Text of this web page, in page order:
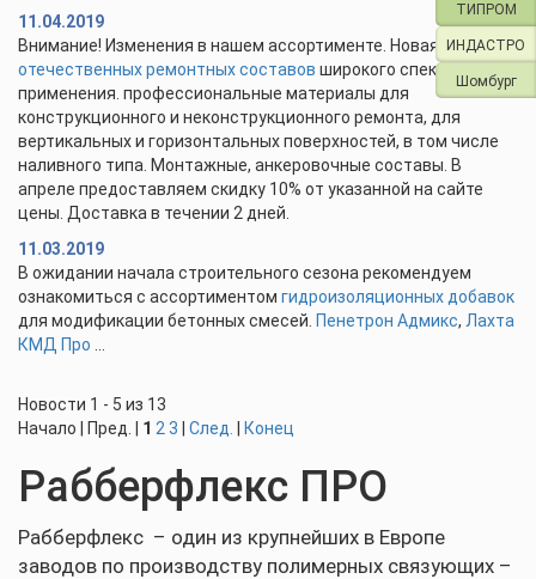
ТИПРОМ
ИНДАСТРО
Шомбург
11.04.2019
Внимание! Изменения в нашем ассортименте. Новая линейка
отечественных ремонтных составов широкого спектра
применения. профессиональные материалы для
конструкционного и неконструкционного ремонта, для
вертикальных и горизонтальных поверхностей, в том числе
наливного типа. Монтажные, анкеровочные составы. В
апреле предоставляем скидку 10% от указанной на сайте
цены. Доставка в течении 2 дней.
11.03.2019
В ожидании начала строительного сезона рекомендуем
ознакомиться с ассортиментом гидроизоляционных добавок
для модификации бетонных смесей. Пенетрон Адмикс, Лахта
КМД Про
Новости 1 - 5 из 13
Начало | Пред. | 1 2 3 След. Конец
Рабберфлекс ПРО
Рабберфлекс – один из крупнейших в Европе
заводов по производству полимерных связующих –